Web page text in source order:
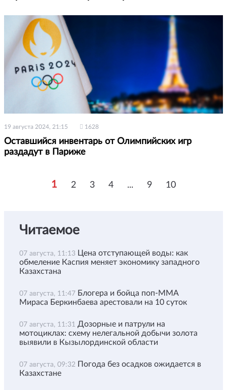
19 августа 2024, 21:15 1628
Оставшийся инвентарь от Олимпийских игр
раздадут в Париже
1 2 3 4 ... 9 10
Читаемое
07 августа, 11:13 Цена отступающей воды: как
обмеление Каспия меняет экономику западного
Казахстана
07 августа, 11:47 Блогера и бойца поп-ММА
Мираса Беркинбаева арестовали на 10 суток
07 августа, 11:31 Дозорные и патрули на
мотоциклах: схему нелегальной добычи золота
выявили в Кызылординской области
07 августа, 09:32 Погода без осадков ожидается в
Казахстане